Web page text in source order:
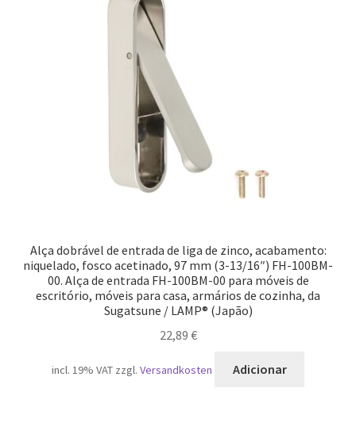
Alça dobrável de entrada de liga de zinco, acabamento:
niquelado, fosco acetinado, 97 mm (3-13/16″) FH-100BM-
00. Alça de entrada FH-100BM-00 para móveis de
escritório, móveis para casa, armários de cozinha, da
Sugatsune / LAMP® (Japão)
22,89 €
incl. 19% VAT zzgl. Versandkosten Adicionar